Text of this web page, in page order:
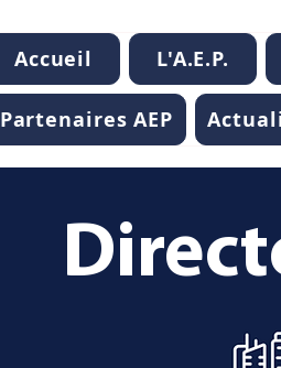
Accueil L'A.E.P.
Partenaires AEP